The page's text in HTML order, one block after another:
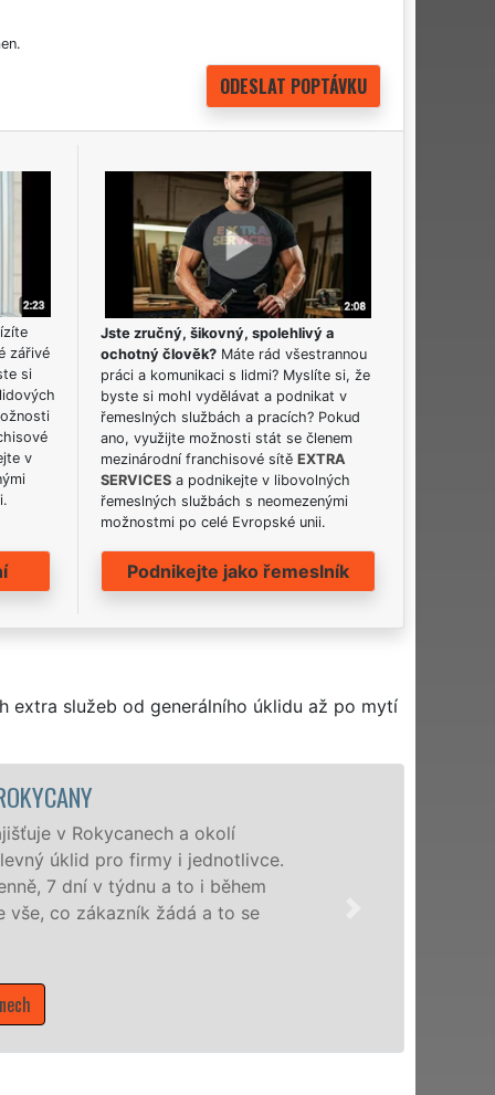
zářivé
si
v
Jste zručný, šikovný, spolehlivý a
ochotný člověk? Máte rád všestrannou
práci a komunikaci s lidmi? Myslíte si, že
byste si mohl vydělávat a podnikat v
řemeslných službách a pracích? Pokud
ano, využijte možnosti stát se členem
mezinárodní franchisové sítěEXTRA
SERVICES a podnikejte v libovolných
řemeslných službách s neomezenými
možnostmi po celé Evropské unii.
Podnikejte jako řemeslník
extra služeb od generálního úklidu až po mytí
a okolí
i jednotlivce.
a to i během
žádá a to se